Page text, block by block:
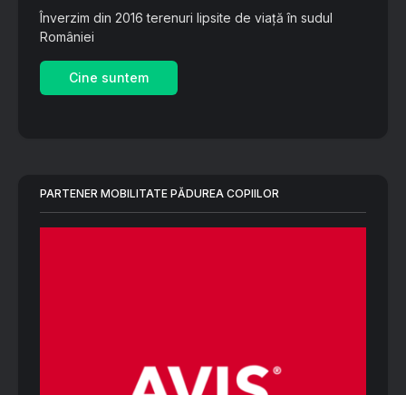
Înverzim din 2016 terenuri lipsite de viață în sudul
României
Cine suntem
PARTENER MOBILITATE PĂDUREA COPIILOR